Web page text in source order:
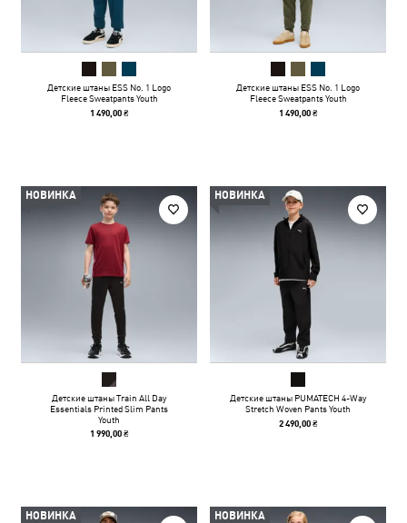
Детские штаны ESS No. 1 Logo
Fleece Sweatpants Youth
1 490,00 ₴
Детские штаны ESS No. 1 Logo
Fleece Sweatpants Youth
1 490,00 ₴
НОВИНКА
Детские штаны Train All Day
Essentials Printed Slim Pants
Youth
1 990,00 ₴
НОВИНКА
Детские штаны PUMATECH 4-Way
Stretch Woven Pants Youth
2 490,00 ₴
НОВИНКА НОВИНКА